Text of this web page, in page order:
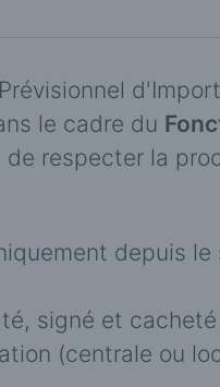
le cadre du
respecter la
depuis le
signé et
(centrale ou